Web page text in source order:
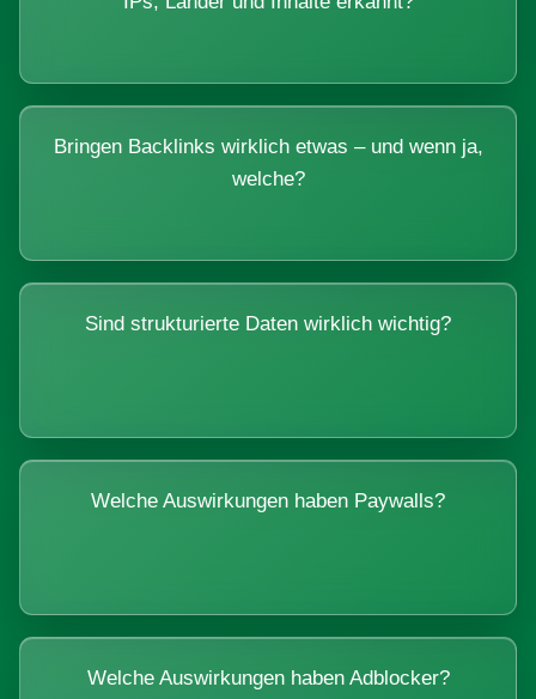
Bringen Backlinks wirklich etwas – und wenn ja,
welche?
Sind strukturierte Daten wirklich wichtig?
Welche Auswirkungen haben Paywalls?
Welche Auswirkungen haben Adblocker?